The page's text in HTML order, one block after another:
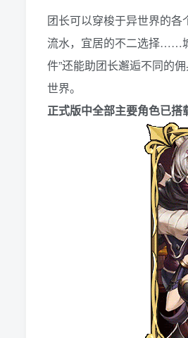
团长可以穿梭于异世界的
流水，宜居的不二选择……
件”还能助团长邂逅不同的
世界。
正式版中全部主要角色已搭